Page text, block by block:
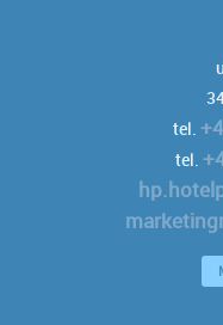
tel.
tel.